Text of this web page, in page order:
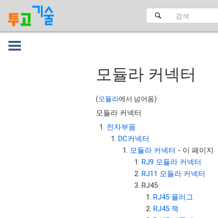
모듈라 커넥터
(모듈라에서 넘어옴)
모듈라 커넥터
전자부품
DC커넥터
모듈라 커넥터 - 이 페이지
RJ9 모듈라 커넥터
RJ11 모듈라 커넥터
RJ45
RJ45 플러그
RJ45 잭